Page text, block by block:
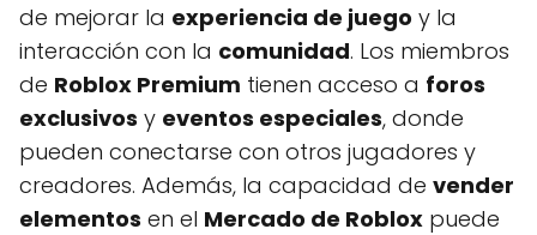
de mejorar la experiencia de juego y la
interacción con la comunidad. Los miembros
de Roblox Premium tienen acceso a foros
exclusivos y eventos especiales, donde
pueden conectarse con otros jugadores y
creadores. Además, la capacidad de vender
elementos en el Mercado de Roblox puede